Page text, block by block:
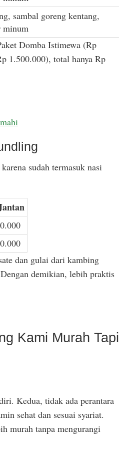
sambal goreng kentang,
minum
Domba Istimewa (Rp
1.500.000), total hanya Rp
sudah termasuk nasi
dan gulai dari kambing
demikian, lebih praktis
Kami Murah Tapi
Kedua, tidak ada perantara
sehat dan sesuai syariat.
murah tanpa mengurangi